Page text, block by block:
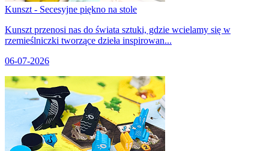
Kunszt - Secesyjne piękno na stole
Kunszt przenosi nas do świata sztuki, gdzie wcielamy się w
rzemieślniczki tworzące dzieła inspirowan...
06-07-2026